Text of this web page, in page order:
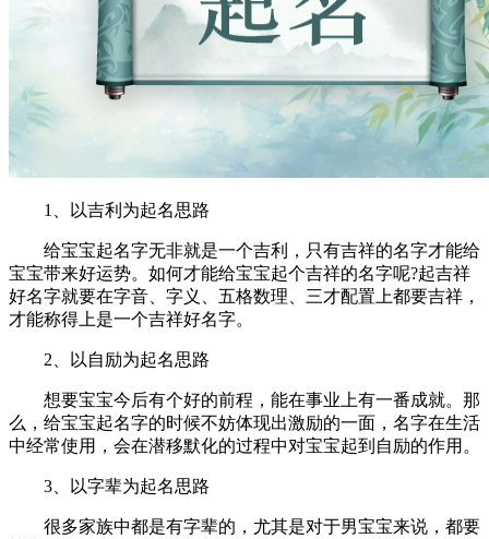
1、以吉利为起名思路
给宝宝起名字无非就是一个吉利，只有吉祥的名字才能给
宝宝带来好运势。如何才能给宝宝起个吉祥的名字呢?起吉祥
好名字就要在字音、字义、五格数理、三才配置上都要吉祥，
才能称得上是一个吉祥好名字。
2、以自励为起名思路
想要宝宝今后有个好的前程，能在事业上有一番成就。那
么，给宝宝起名字的时候不妨体现出激励的一面，名字在生活
中经常使用，会在潜移默化的过程中对宝宝起到自励的作用。
3、以字辈为起名思路
很多家族中都是有字辈的，尤其是对于男宝宝来说，都要